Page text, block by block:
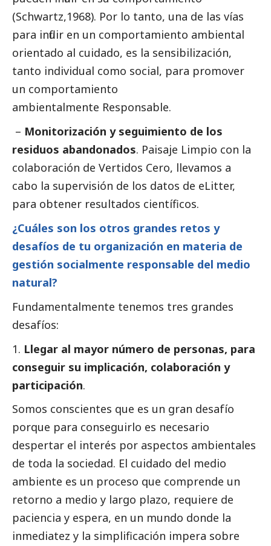
(Schwartz,1968). Por lo tanto, una de las vías
para influir en un comportamiento ambiental
orientado al cuidado, es la sensibilización,
tanto individual como social, para promover
un comportamiento
ambientalmente Responsable.
– Monitorización y seguimiento de los
residuos abandonados. Paisaje Limpio con la
colaboración de Vertidos Cero, llevamos a
cabo la supervisión de los datos de eLitter,
para obtener resultados científicos.
¿Cuáles son los otros grandes retos y
desafíos de tu organización en materia de
gestión socialmente responsable del medio
natural?
Fundamentalmente tenemos tres grandes
desafíos:
Llegar al mayor número de personas, para
conseguir su implicación, colaboración y
participación.
Somos conscientes que es un gran desafío
porque para conseguirlo es necesario
despertar el interés por aspectos ambientales
de toda la sociedad. El cuidado del medio
ambiente es un proceso que comprende un
retorno a medio y largo plazo, requiere de
paciencia y espera, en un mundo donde la
inmediatez y la simplificación impera sobre